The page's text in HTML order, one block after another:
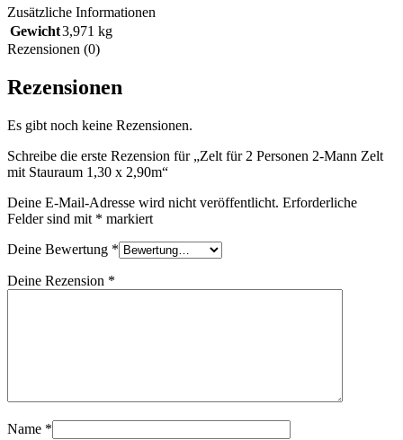
Zusätzliche Informationen
Gewicht3,971 kg
Rezensionen (0)
Rezensionen
Es gibt noch keine Rezensionen.
Schreibe die erste Rezension für „Zelt für 2 Personen 2-Mann Zelt
mit Stauraum 1,30 x 2,90m“
Deine E-Mail-Adresse wird nicht veröffentlicht. Erforderliche
Felder sind mit * markiert
Deine Bewertung *
Deine Rezension *
Name *